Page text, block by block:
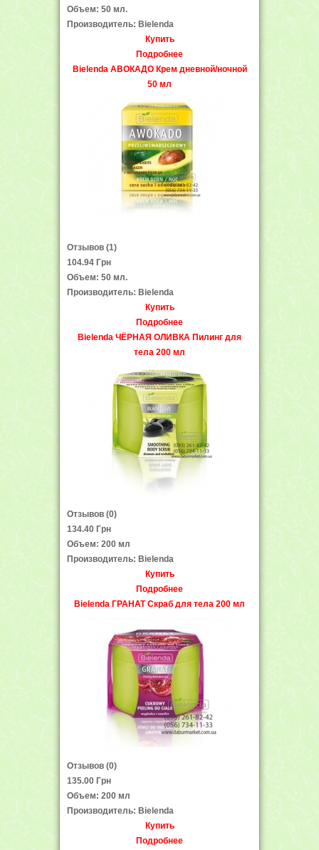
Объем: 50 мл.
Производитель: Bielenda
Купить
Подробнее
Bielenda АВОКАДО Крем дневной/ночной
50 мл
Отзывов (1)
104.94 Грн
Объем: 50 мл.
Производитель: Bielenda
Купить
Подробнее
Bielenda ЧЁРНАЯ ОЛИВКА Пилинг для
тела 200 мл
Отзывов (0)
134.40 Грн
Объем: 200 мл
Производитель: Bielenda
Купить
Подробнее
Bielenda ГРАНАТ Скраб для тела 200 мл
Отзывов (0)
135.00 Грн
Объем: 200 мл
Производитель: Bielenda
Купить
Подробнее